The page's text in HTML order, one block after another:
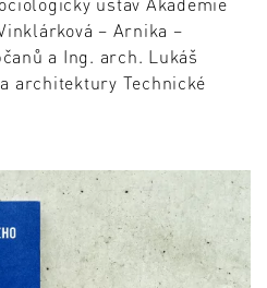
– Arnika –
a Ing. arch. Lukáš
architektury Technické